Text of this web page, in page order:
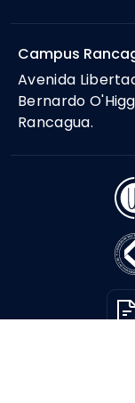
Campus
Avenida
Bernardo
Rancagua.